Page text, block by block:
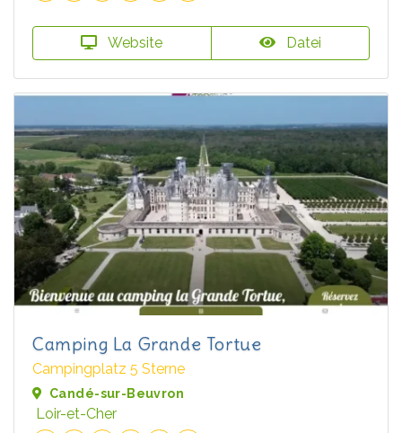
Website Datei
Camping La Grande Tortue
Campingplatz 5 Sterne
Candé-sur-Beuvron
Loir-et-Cher